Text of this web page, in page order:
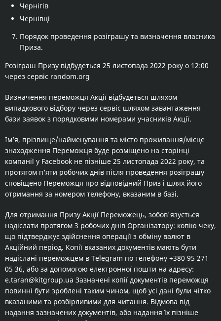
Чернігів
Чернівці
Порядок проведення розіграшу та визначення власника
Приза.
Розіграш Призу відбудеться 25 листопада 2022 року о 12:00
через сервіс random.org
Визначення переможця Акції відбудеться шляхом
випадкового відбору через сервіс шляхом завантаження
бази заявок з порядковими номерами учасників Акції.
Ім’я, прізвище/найменування та місто проживання/місце
знаходження Переможця буде розміщено на сторінці
компанії у Facebook не пізніше 25 листопада 2022 року, та
протягом п‘яти робочих днів після проведення розіграшу
сповіщено Переможця про відповідний Приз і шлях його
отримання за номером телефону, вказаним в базі.
Для отримання Призу Акції Переможець, зобов'язується
надіслати протягом 3 робочих днів Організатору: копію чеку,
що підтверджує здійснення операції з обміну валют в
Акційний період. Копії вказаних документів мають бути
надіслані переможцем в Telegram по телефону +380 95 271
05 36, або за допомогою електронної пошти на адресу:
e.taran@kitgroup.ua Зазначені копії документів переможця
повинні бути зроблені таким чином, щоб усі дані були чітко
вказаними та розбірливими для читання. Відмова від
надання зазначених документів, або надання їх пізніше